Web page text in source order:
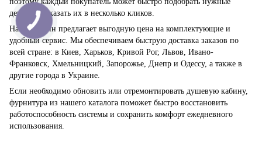
детали и заказать их в несколько кликов.
Наш магазин предлагает выгодную цена на комплектующие и
удобный сервис. Мы обеспечиваем быструю доставка заказов по
всей стране: в Киев, Харьков, Кривой Рог, Львов, Ивано-
Франковск, Хмельницкий, Запорожье, Днепр и Одессу, а также в
другие города в Украине.
Если необходимо обновить или отремонтировать душевую кабину,
фурнитура из нашего каталога поможет быстро восстановить
работоспособность системы и сохранить комфорт ежедневного
использования.